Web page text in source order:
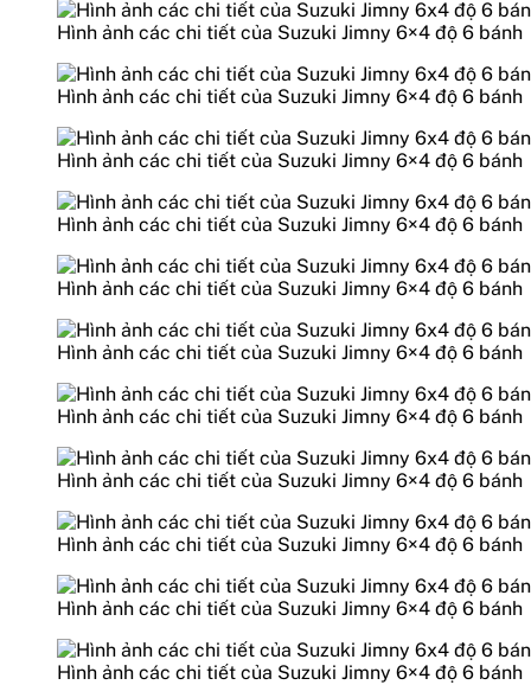
Hình ảnh các chi tiết của Suzuki Jimny 6×4 độ 6 bánh
Hình ảnh các chi tiết của Suzuki Jimny 6×4 độ 6 bánh
Hình ảnh các chi tiết của Suzuki Jimny 6×4 độ 6 bánh
Hình ảnh các chi tiết của Suzuki Jimny 6×4 độ 6 bánh
Hình ảnh các chi tiết của Suzuki Jimny 6×4 độ 6 bánh
Hình ảnh các chi tiết của Suzuki Jimny 6×4 độ 6 bánh
Hình ảnh các chi tiết của Suzuki Jimny 6×4 độ 6 bánh
Hình ảnh các chi tiết của Suzuki Jimny 6×4 độ 6 bánh
Hình ảnh các chi tiết của Suzuki Jimny 6×4 độ 6 bánh
Hình ảnh các chi tiết của Suzuki Jimny 6×4 độ 6 bánh
Hình ảnh các chi tiết của Suzuki Jimny 6×4 độ 6 bánh